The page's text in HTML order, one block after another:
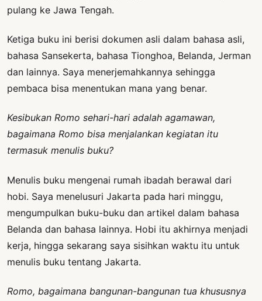
pulang ke Jawa Tengah.
Ketiga buku ini berisi dokumen asli dalam bahasa asli,
bahasa Sansekerta, bahasa Tionghoa, Belanda, Jerman
dan lainnya. Saya menerjemahkannya sehingga
pembaca bisa menentukan mana yang benar.
Kesibukan Romo sehari-hari adalah agamawan,
bagaimana Romo bisa menjalankan kegiatan itu
termasuk menulis buku?
Menulis buku mengenai rumah ibadah berawal dari
hobi. Saya menelusuri Jakarta pada hari minggu,
mengumpulkan buku-buku dan artikel dalam bahasa
Belanda dan bahasa lainnya. Hobi itu akhirnya menjadi
kerja, hingga sekarang saya sisihkan waktu itu untuk
menulis buku tentang Jakarta.
Romo, bagaimana bangunan-bangunan tua khususnya